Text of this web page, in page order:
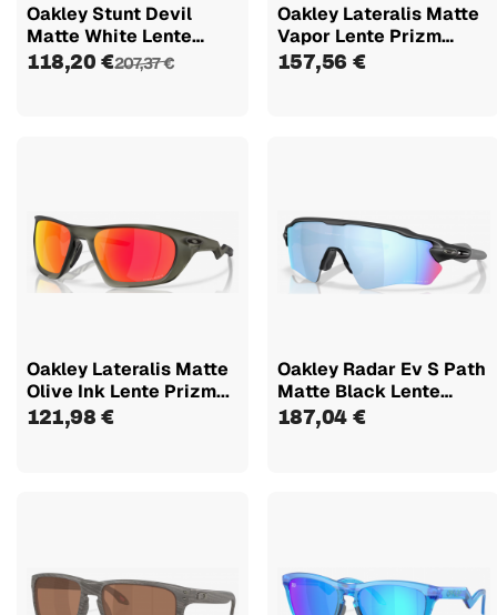
Oakley Stunt Devil
Matte White Lente
Prizm Low...
118,20 €207,37 €
Oakley Lateralis Matte
Vapor Lente Prizm
Ruby...
157,56 €
Oakley Lateralis Matte
Olive Ink Lente Prizm...
121,98 €
Oakley Radar Ev S Path
Matte Black Lente
Prizm...
187,04 €